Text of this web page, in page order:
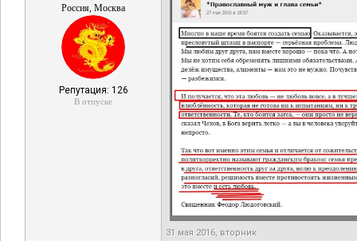
Россия, Москва
Репутация: 126
В отпуске
31 мая 2016, вторник